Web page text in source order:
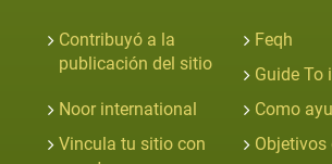
Contribuyó a la
publicación del sitio
Feqh
Guide To
Noor international
Como
Vincula tu sitio con